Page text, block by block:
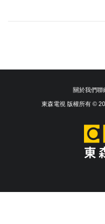
關於我們聯
東森電視 版權所有 ©